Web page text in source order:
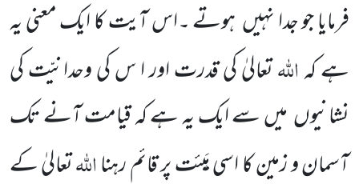
فرمایا جو جدا نہیںہوتے ۔اس آیت کا ایک معنی یہ
ہے کہاللہتعالیٰ کی قدرت اور ا س کی وحدانیّت کی
نشانیوںمیں سے ایک یہ ہے کہ قیامت آنے تک
آسمان و زمین کا اسی ہَیئت پر قائم رہنااللہتعالیٰ کے